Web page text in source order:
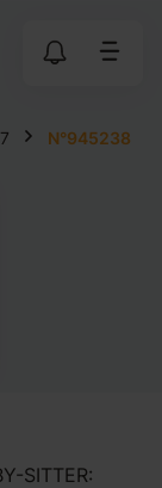
N°945238
SITTER: